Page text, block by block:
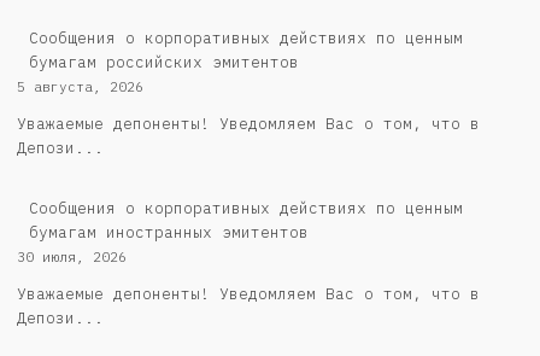
Cообщения о корпоративных действиях по ценным
бумагам российских эмитентов
5 августа, 2026
Уважаемые депоненты! Уведомляем Вас о том, что в
Депози...
Сообщения о корпоративных действиях по ценным
бумагам иностранных эмитентов
30 июля, 2026
Уважаемые депоненты! Уведомляем Вас о том, что в
Депози...